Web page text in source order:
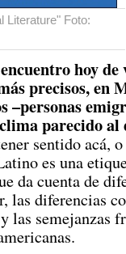
Literature" Foto:
hoy de
precisos, en
–personas
parecido
sentido acá,
es una
da cuenta de
las diferencias
las semejanzas